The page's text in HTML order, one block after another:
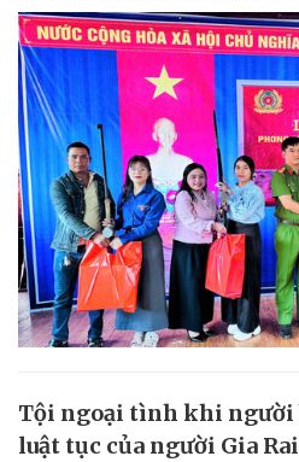
Tội ngoại tình khi người
luật tục của người Gia Rai